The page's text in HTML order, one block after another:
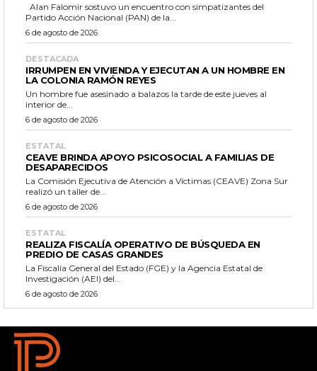
Partido Acción Nacional (PAN) de la...
6 de agosto de 2026
DESTACADA
IRRUMPEN EN VIVIENDA Y EJECUTAN A UN HOMBRE EN
LA COLONIA RAMÓN REYES
Un hombre fue asesinado a balazos la tarde de este jueves al
interior de...
6 de agosto de 2026
ESTATAL
CEAVE BRINDA APOYO PSICOSOCIAL A FAMILIAS DE
DESAPARECIDOS
La Comisión Ejecutiva de Atención a Víctimas (CEAVE) Zona Sur
realizó un taller de...
6 de agosto de 2026
ESTATAL
REALIZA FISCALÍA OPERATIVO DE BÚSQUEDA EN
PREDIO DE CASAS GRANDES
La Fiscalía General del Estado (FGE) y la Agencia Estatal de
Investigación (AEI) del...
6 de agosto de 2026